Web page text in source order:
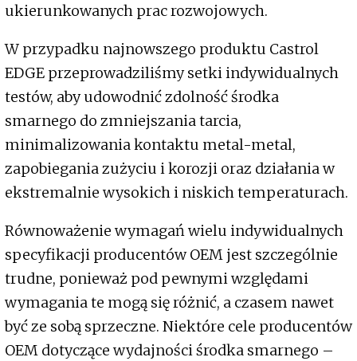
ukierunkowanych prac rozwojowych.
W przypadku najnowszego produktu Castrol
EDGE przeprowadziliśmy setki indywidualnych
testów, aby udowodnić zdolność środka
smarnego do zmniejszania tarcia,
minimalizowania kontaktu metal-metal,
zapobiegania zużyciu i korozji oraz działania w
ekstremalnie wysokich i niskich temperaturach.
Równoważenie wymagań wielu indywidualnych
specyfikacji producentów OEM jest szczególnie
trudne, ponieważ pod pewnymi względami
wymagania te mogą się różnić, a czasem nawet
być ze sobą sprzeczne. Niektóre cele producentów
OEM dotyczące wydajności środka smarnego –